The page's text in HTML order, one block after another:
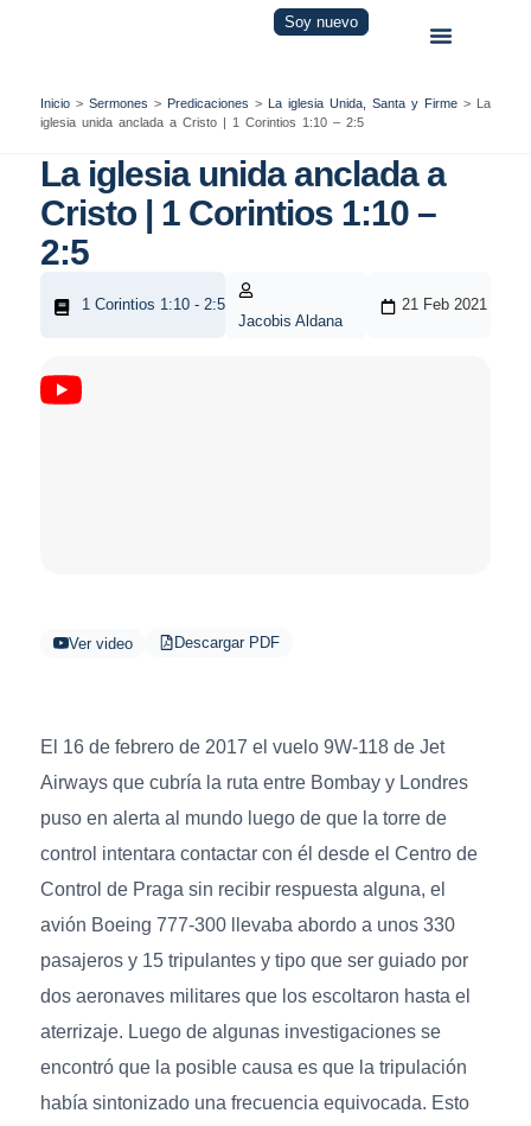
Soy nuevo
Inicio> Sermones > Predicaciones > La iglesia Unida, Santa y Firme> La
iglesia unida anclada a Cristo | 1 Corintios 1:10 – 2:5
La iglesia unida anclada a
Cristo | 1 Corintios 1:10 –
2:5
1 Corintios 1:10 - 2:5
Jacobis Aldana
21 Feb 2021
Ver video Descargar PDF
El 16 de febrero de 2017 el vuelo 9W-118 de Jet
Airways que cubría la ruta entre Bombay y Londres
puso en alerta al mundo luego de que la torre de
control intentara contactar con él desde el Centro de
Control de Praga sin recibir respuesta alguna, el
avión Boeing 777-300 llevaba abordo a unos 330
pasajeros y 15 tripulantes y tipo que ser guiado por
dos aeronaves militares que los escoltaron hasta el
aterrizaje. Luego de algunas investigaciones se
encontró que la posible causa es que la tripulación
había sintonizado una frecuencia equivocada. Esto